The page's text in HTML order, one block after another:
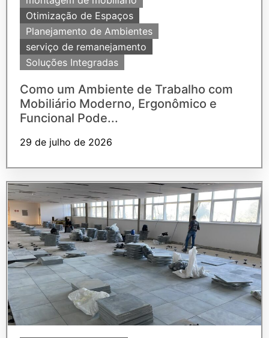
Otimização de Espaços
Planejamento de Ambientes
serviço de remanejamento
Soluções Integradas
Como um Ambiente de Trabalho com
Mobiliário Moderno, Ergonômico e
Funcional Pode...
29 de julho de 2026